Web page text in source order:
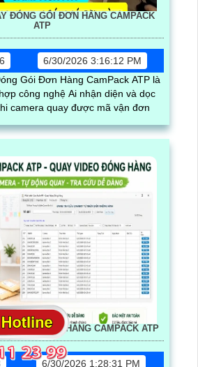
ĐÓNG GÓI ĐƠN HÀNG CAMPACK
ATP
6/30/2026 3:16:12 PM
Gói Đơn Hàng CamPack ATP là
công nghệ Ai nhận diện và dọc
camera quay được mã vận đơn
VIDEO ĐÓNG HÀNG CAMPACK ATP
6/30/2026 1:28:31 PM